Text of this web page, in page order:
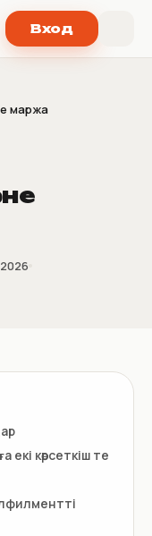
Вход
маржа
көрсеткіш те